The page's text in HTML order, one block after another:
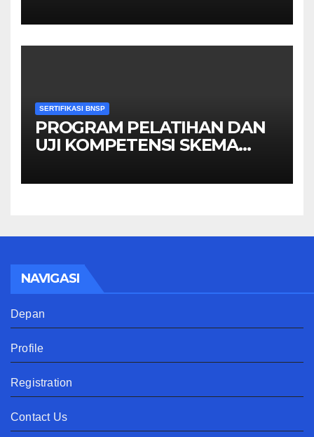
SERTIFIKASI BNSP
PROGRAM PELATIHAN DAN
UJI KOMPETENSI SKEMA
JAUH
NAVIGASI
Depan
Profile
Registration
Contact Us